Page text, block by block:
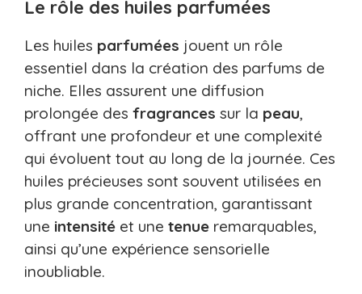
Le rôle des huiles parfumées
Les huiles parfumées jouent un rôle
essentiel dans la création des parfums de
niche. Elles assurent une diffusion
prolongée des fragrances sur la peau,
offrant une profondeur et une complexité
qui évoluent tout au long de la journée. Ces
huiles précieuses sont souvent utilisées en
plus grande concentration, garantissant
une intensité et une tenue remarquables,
ainsi qu’une expérience sensorielle
inoubliable.